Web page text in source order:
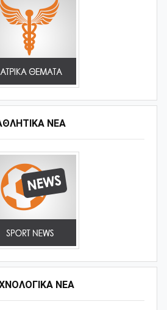
ΝΈΑ
ΝΕΑ